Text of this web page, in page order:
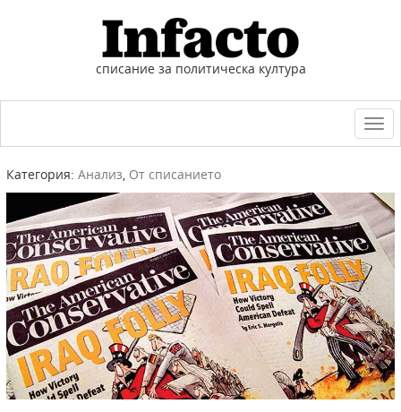
списание за политическа култура
Категория: Анализ, От списанието